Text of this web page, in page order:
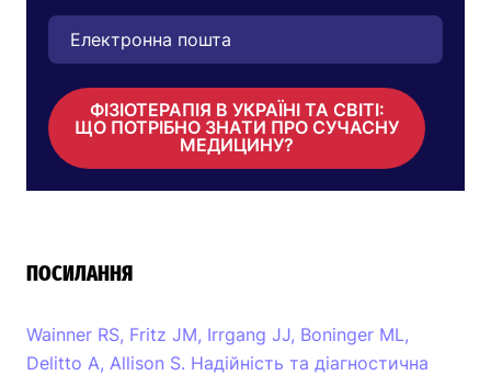
ФІЗІОТЕРАПІЯ В УКРАЇНІ ТА СВІТІ:
ЩО ПОТРІБНО ЗНАТИ ПРО СУЧАСНУ
МЕДИЦИНУ?
ПОСИЛАННЯ
Wainner RS, Fritz JM, Irrgang JJ, Boninger ML,
Delitto A, Allison S. Надійність та діагностична